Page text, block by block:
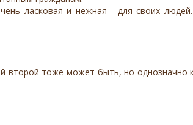
ласковая и нежная - для своих
второй тоже может быть, но однозначно